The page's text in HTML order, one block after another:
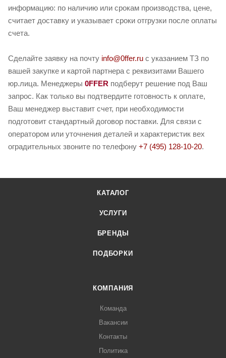
информацию: по наличию или срокам производства, цене,
считает доставку и указывает сроки отгрузки после оплаты
счета.
Сделайте заявку на почту info@0ffer.ru с указанием ТЗ по
вашей закупке и картой партнера с реквизитами Вашего
юр.лица. Менеджеры 0FFER подберут решение под Ваш
запрос. Как только вы подтвердите готовность к оплате,
Ваш менеджер выставит счет, при необходимости
подготовит стандартный договор поставки. Для связи с
оператором или уточнения деталей и характеристик вех
оградительных звоните по телефону +7 (495) 128-10-20.
КАТАЛОГ
УСЛУГИ
БРЕНДЫ
ПОДБОРКИ
КОМПАНИЯ
Команда
Вакансии
Контакты
Политика